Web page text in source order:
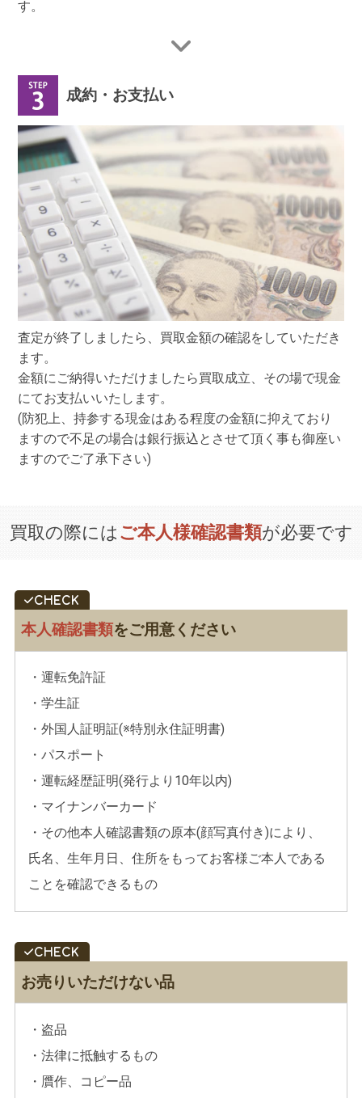
す。
成約・お支払い
査定が終了しましたら、買取金額の確認をしていただき
ます。
金額にご納得いただけましたら買取成立、その場で現金
にてお支払いいたします。
(防犯上、持参する現金はある程度の金額に抑えており
ますので不足の場合は銀行振込とさせて頂く事も御座い
ますのでご了承下さい)
買取の際にはご本人様確認書類が必要です
本人確認書類をご用意ください
・運転免許証
・学生証
・外国人証明証(※特別永住証明書)
・パスポート
・運転経歴証明(発行より10年以内)
・マイナンバーカード
・その他本人確認書類の原本(顔写真付き)により、
氏名、生年月日、住所をもってお客様ご本人である
ことを確認できるもの
お売りいただけない品
・盗品
・法律に抵触するもの
・贋作、コピー品